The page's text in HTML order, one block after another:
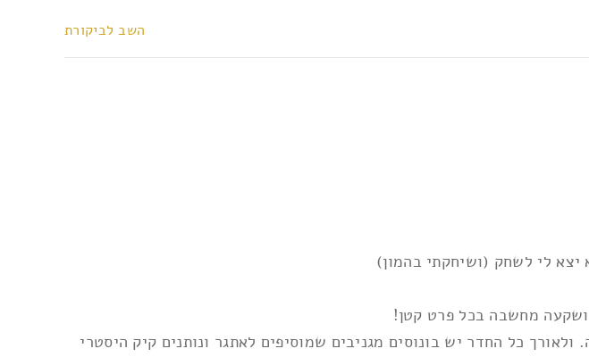
השב לביקורת
לי לשחק (ושיחקתי בהמון)
מחשבה בכל פרט קטן!
כל החדר יש בונוסים מגניבים שמוסיפים לאתגר ונותנים קיק היסטרי